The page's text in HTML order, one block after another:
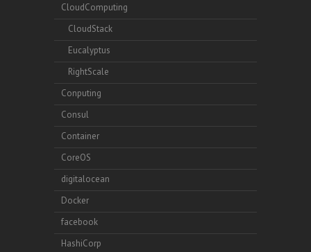
CloudComputing
CloudStack
Eucalyptus
RightScale
Conputing
Consul
Container
CoreOS
digitalocean
Docker
facebook
HashiCorp